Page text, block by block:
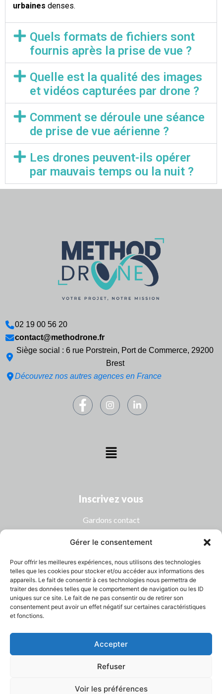
Gérer le consentement
Pour offrir les meilleures expériences, nous utilisons des technologies
telles que les cookies pour stocker et/ou accéder aux informations des
appareils. Le fait de consentir à ces technologies nous permettra de
traiter des données telles que le comportement de navigation ou les ID
uniques sur ce site. Le fait de ne pas consentir ou de retirer son
consentement peut avoir un effet négatif sur certaines caractéristiques
et fonctions.
Accepter
Refuser
Voir les préférences
urbaines denses.
Quels formats de fichiers sont
fournis après la prise de vue ?
Quelle est la qualité des images
et vidéos capturées par drone ?
Comment se déroule une séance
de prise de vue aérienne ?
Les drones peuvent-ils opérer
par mauvais temps ou la nuit ?
02 19 00 56 20
contact@methodrone.fr
Siège social : 6 rue Porstrein, Port de Commerce, 29200
Brest
Découvrez nos autres agences en France
Inscrivez vous
Gardons contact
©2024. Method Drone - Tous droits réservés - Créé par
EWKB. Website :